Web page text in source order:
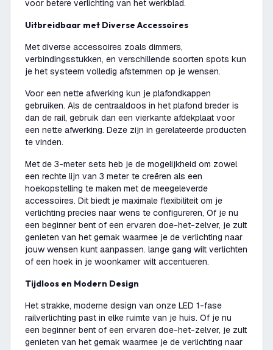
voor betere verlichting van het werkblad.
Uitbreidbaar met Diverse Accessoires
Met diverse accessoires zoals dimmers,
verbindingsstukken, en verschillende soorten spots kun
je het systeem volledig afstemmen op je wensen.
Voor een nette afwerking kun je plafondkappen
gebruiken. Als de centraaldoos in het plafond breder is
dan de rail, gebruik dan een vierkante afdekplaat voor
een nette afwerking. Deze zijn in gerelateerde producten
te vinden.
Met de 3-meter sets heb je de mogelijkheid om zowel
een rechte lijn van 3 meter te creëren als een
hoekopstelling te maken met de meegeleverde
accessoires. Dit biedt je maximale flexibiliteit om je
verlichting precies naar wens te configureren, Of je nu
een beginner bent of een ervaren doe-het-zelver, je zult
genieten van het gemak waarmee je de verlichting naar
jouw wensen kunt aanpassen. lange gang wilt verlichten
of een hoek in je woonkamer wilt accentueren.
Tijdloos en Modern Design
Het strakke, moderne design van onze LED 1-fase
railverlichting past in elke ruimte van je huis. Of je nu
een beginner bent of een ervaren doe-het-zelver, je zult
genieten van het gemak waarmee je de verlichting naar